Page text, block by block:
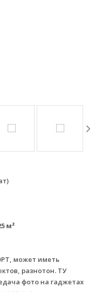
м²
может иметь
разнотон. ТУ
фото на гаджетах